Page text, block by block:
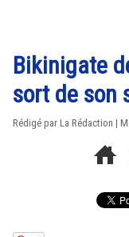
Bikinigate
sort de son
Rédigé par La Rédaction |